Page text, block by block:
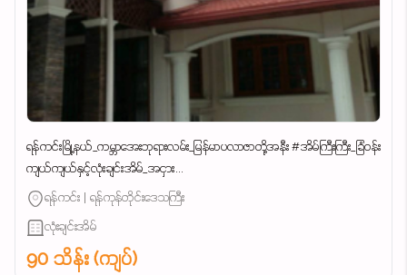
ရန်ကင်းမြို့နယ်_ကမ္ဘာအေးဘုရားလမ်း_မြန်မာပလာဇာတို့အနီး #အိမ်ကြီးကြီး_ခြံဝန်း
ကျယ်ကျယ်နှင့်လုံးချင်းအိမ်_အငှား...
ရန်ကင်း | ရန်ကုန်တိုင်းဒေသကြီး
လုံးချင်းအိမ်
90 သိန်း (ကျပ်)